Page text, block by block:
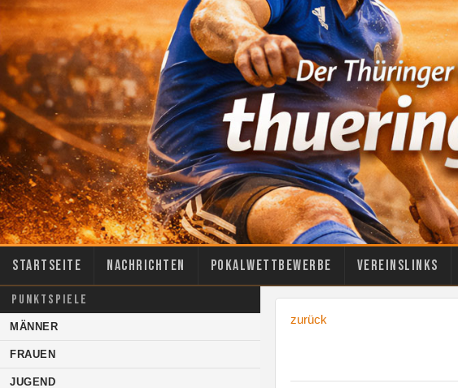
Startseite Nachrichten Pokalwettbewerbe Vereinslinks
PUNKTSPIELE
MÄNNER
FRAUEN
JUGEND
zurück